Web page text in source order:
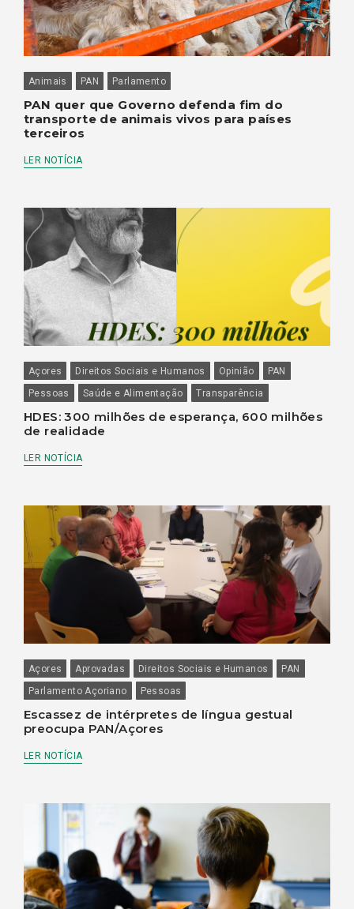
Animais PAN Parlamento
PAN quer que Governo defenda fim do
transporte de animais vivos para países
terceiros
LER NOTÍCIA
Açores Direitos Sociais e Humanos Opinião
PAN
Pessoas
Saúde e Alimentação Transparência
HDES: 300 milhões de esperança, 600 milhões
de realidade
LER NOTÍCIA
Açores Aprovadas Direitos Sociais e Humanos
PAN
Parlamento Açoriano
Pessoas
Escassez de intérpretes de língua gestual
preocupa PAN/Açores
LER NOTÍCIA